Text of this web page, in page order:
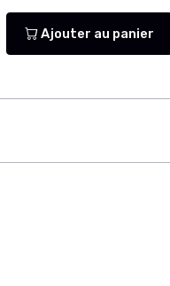
Ajouter au panier